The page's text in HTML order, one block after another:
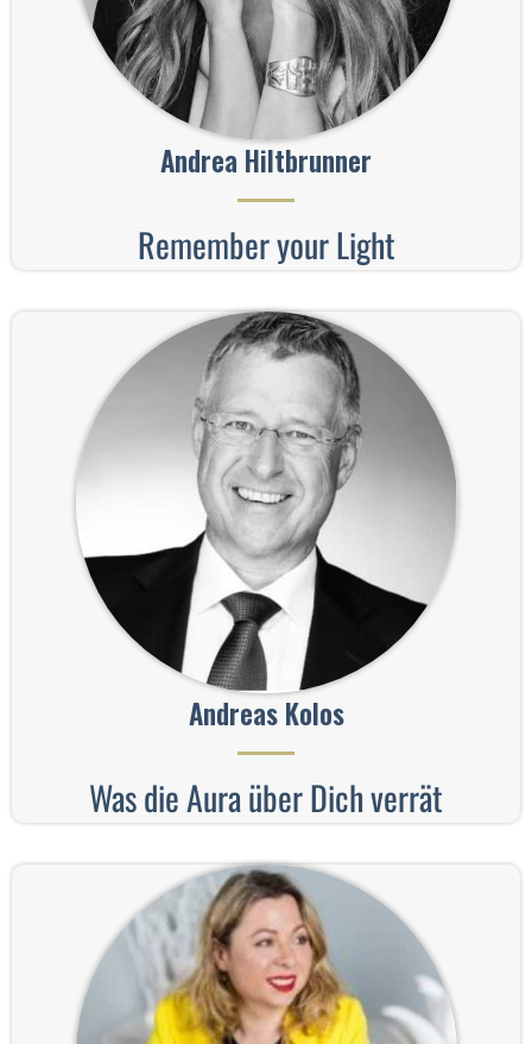
Andrea Hiltbrunner
Remember your Light
Andreas Kolos
Was die Aura über Dich verrät